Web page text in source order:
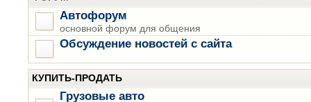
Автофорум
основной форум для общения
Обсуждение новостей с сайта
КУПИТЬ-ПРОДАТЬ
Грузовые авто